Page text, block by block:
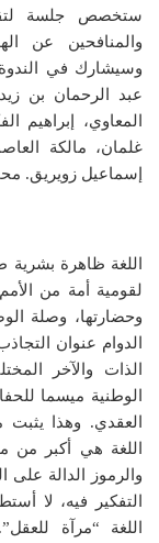
ستخصص جلسة
والمنافحين عن
وسيشارك في الندوة
عبد الرحمان بن
المعاوي، إبراهيم
غلمان، مالكة
إسماعيل زويريق.
اللغة ظاهرة بشرية
لقومية ‌أمة من
وحضارتها، وصلة
الدوام عنوان
الذات والآخر
الوطنية ميسما
العقدي. وهذا يثبت
اللغة هي أكبر من
والرموز الدالة على
التفكير فيه، لا
اللغة “مرآة